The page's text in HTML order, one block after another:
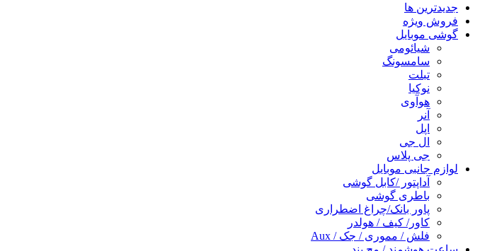
جدیدترین ها
فروش ویژه
گوشی موبایل
شیائومی
سامسونگ
تبلت
نوکیا
هوآوی
آنر
اپل
ال جی
جی پلاس
لوازم جانبی موبایل
آداپتور /کابل گوشی
باطری گوشی
پاور بانک/چراغ اضطراری
کاور/ کیف / هولدر
فلش / مموری / جک / Aux